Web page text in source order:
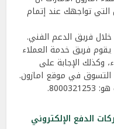
تواجهك عند إتمام
فريق الدعم الفني.
فريق خدمة العملاء
وكذلك الإجابة على
في موقع امازون.
هو: 8000321253.
الدفع الإلكتروني